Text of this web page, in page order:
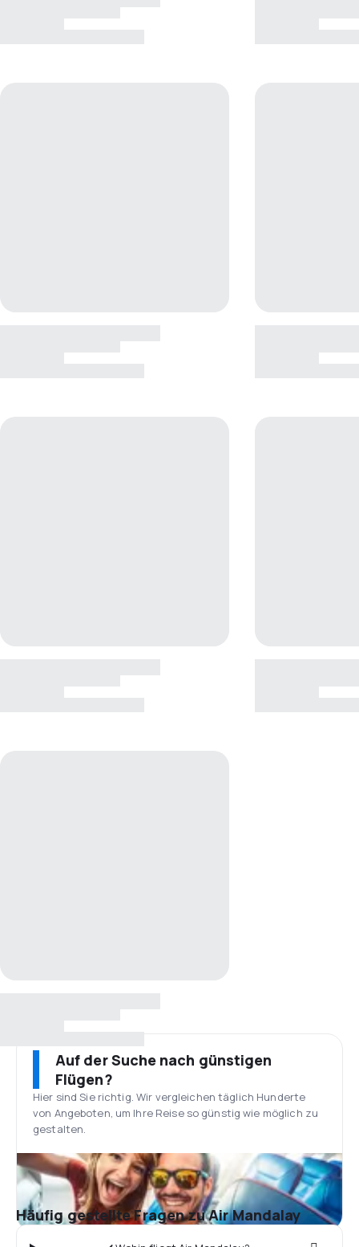
Auf der Suche nach günstigen
Flügen?
Hier sind Sie richtig. Wir vergleichen täglich Hunderte
von Angeboten, um Ihre Reise so günstig wie möglich zu
gestalten.
Häufig gestellte Fragen zu Air Mandalay